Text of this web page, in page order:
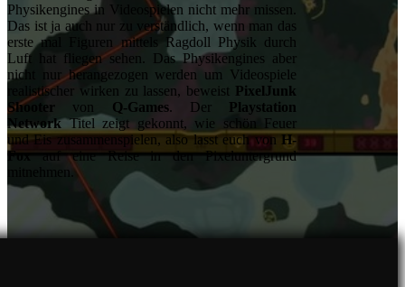
Physikengines in Videospielen nicht mehr missen.
Das ist ja auch nur zu verständlich, wenn man das
erste mal Figuren mittels Ragdoll Physik durch
Luft hat fliegen sehen. Das Physikengines aber
nicht nur herangezogen werden um Videospiele
realistischer wirken zu lassen, beweist PixelJunk
Shooter
von Q-Games. Der Playstation
NetworkTitel zeigt gekonnt, wie schön Feuer
und Eis zusammenspielen, also lasst euch von H-
Foxauf eine Reise in den Pixeluntergrund
mitnehmen.